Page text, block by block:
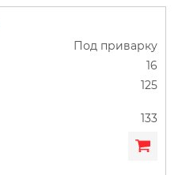
Под приварку
16
125
133